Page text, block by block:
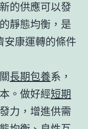
的供應可以發
靜態均衡，是
安康運轉的條件
長期包養系，
。做好經短期
力，增進供需